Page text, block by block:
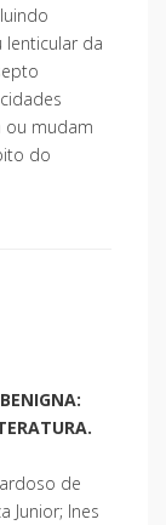
da
ou mudam
do
de
Junior; Ines